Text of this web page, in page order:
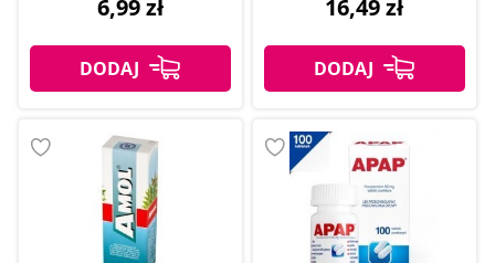
6,99 zł 16,49 zł